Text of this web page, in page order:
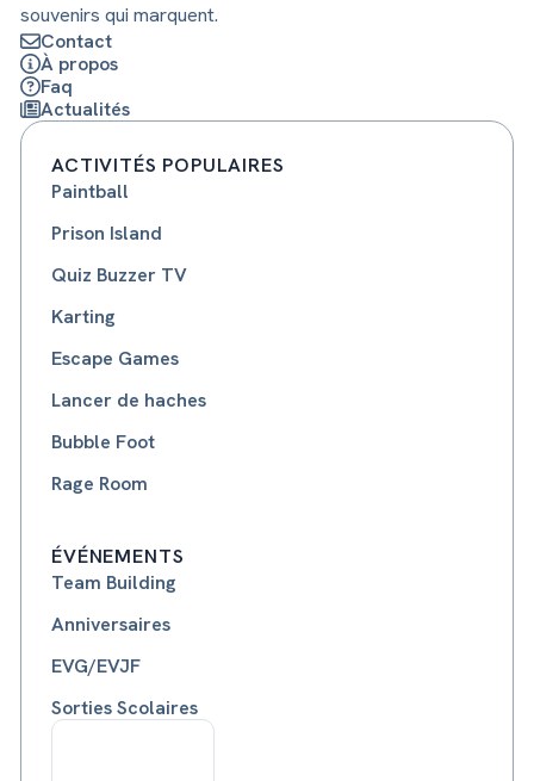
souvenirs qui marquent.
Contact
À propos
Faq
Actualités
ACTIVITÉS POPULAIRES
Paintball
Prison Island
Quiz Buzzer TV
Karting
Escape Games
Lancer de haches
Bubble Foot
Rage Room
ÉVÉNEMENTS
Team Building
Anniversaires
EVG/EVJF
Sorties Scolaires